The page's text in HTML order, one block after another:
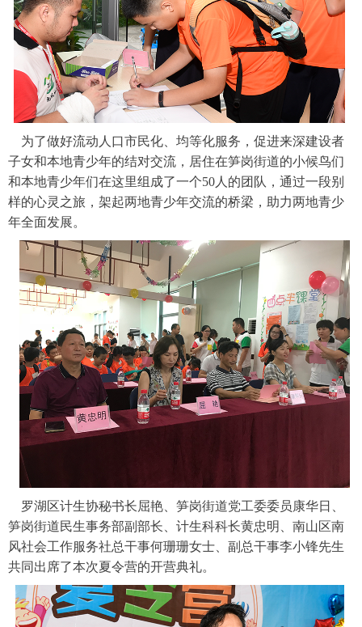
为了做好流动人口市民化、均等化服务，促进来深建设者
子女和本地青少年的结对交流，居住在笋岗街道的小候鸟们
和本地青少年们在这里组成了一个50人的团队，通过一段别
样的心灵之旅，架起两地青少年交流的桥梁，助力两地青少
年全面发展。
罗湖区计生协秘书长屈艳、笋岗街道党工委委员康华日、
笋岗街道民生事务部副部长、计生科科长黄忠明、南山区南
风社会工作服务社总干事何珊珊女士、副总干事李小锋先生
共同出席了本次夏令营的开营典礼。